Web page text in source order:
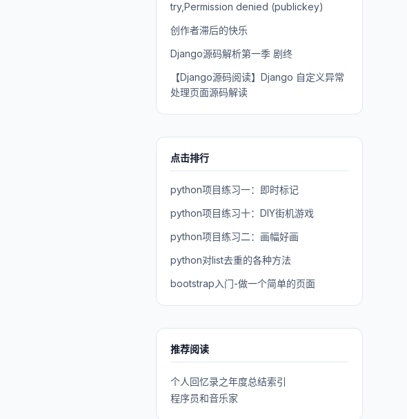
try,Permission denied (publickey)
创作者滞后的快乐
Django源码解析第一季 剧终
【Django源码阅读】Django 自定义异常
处理页面源码解读
点击排行
python项目练习一：即时标记
python项目练习十：DIY街机游戏
python项目练习二：画幅好画
python对list去重的各种方法
bootstrap入门-做一个简单的页面
推荐阅读
个人回忆录之年度总结索引
程序员和音乐家